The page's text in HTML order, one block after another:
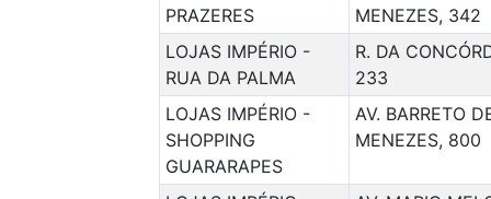
PRAZERES
MENEZES, 342
LOJAS IMPÉRIO -
RUA DA PALMA
R. DA
233
LOJAS IMPÉRIO -
SHOPPING
GUARARAPES
AV. BARRETO
MENEZES, 800